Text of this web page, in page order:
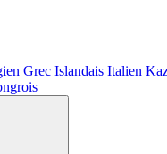
Grec Islandais Italien